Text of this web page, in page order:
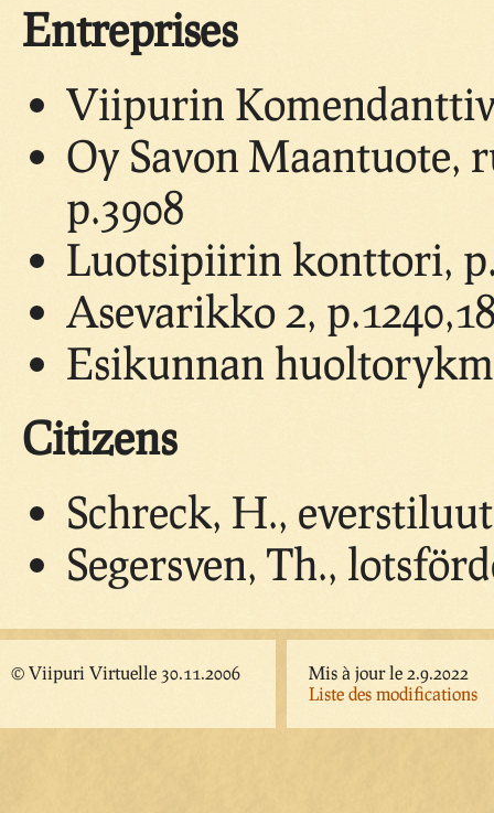
Entreprises
Viipurin
Oy Savon Maantuote,
p.3908
Luotsipiirin konttori,
Asevarikko 2,
Esikunnan
Citizens
Schreck, H.,
Segersven, Th.,
© Viipuri Virtuelle 30.11.2006
Mis à jour le 2.9.2022
Liste des modifications